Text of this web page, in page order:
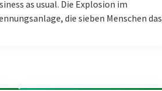
as usual. Die Explosion im
die sieben Menschen das